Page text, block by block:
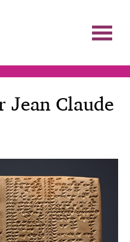
Jean Claude